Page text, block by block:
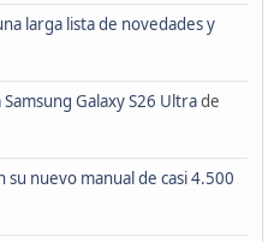
larga lista de novedades y
Galaxy S26 Ultrade
nuevo manual de casi 4.500